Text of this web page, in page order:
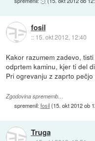
fosil
:: 15. okt 2012, 12:40
Kakor razumem zadevo,
odprtem kaminu, kjer ti del
Pri ogrevanju z zaprto pečjo
Zgodovina sprememb…
spremenil:fosil(15. okt 2012 ob
Truga